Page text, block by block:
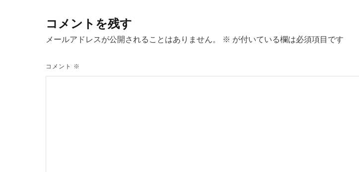
ナ
ビ
ゲ
コメントを残す
メールアドレスが公開されることはありません。 ※ が付いている欄は必須項目です
コメント ※